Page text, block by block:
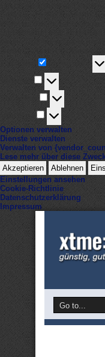
Um dir ein optimales
Cookies, um
Wenn du diesen
Surfverhalten oder
deine Zustimmung nicht
Merkmale und Funktionen
Funktional
Funktional
Immer aktiv
Vorlieben
Vorlieben
Statistiken Statistiken
Marketing
Marketing
Optionen verwalten
Dienste verwalten
Verwalten von
Lese mehr über diese
Akzeptieren
Ablehnen
Einstellungen ansehen
Cookie-Richtlinie
Datenschutzerklärung
Impressum